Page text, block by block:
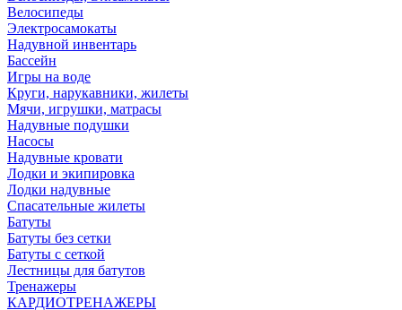
Велосипеды
Электросамокаты
Надувной инвентарь
Бассейн
Игры на воде
Круги, нарукавники, жилеты
Мячи, игрушки, матрасы
Надувные подушки
Насосы
Надувные кровати
Лодки и экипировка
Лодки надувные
Спасательные жилеты
Батуты
Батуты без сетки
Батуты с сеткой
Лестницы для батутов
Тренажеры
КАРДИОТРЕНАЖЕРЫ